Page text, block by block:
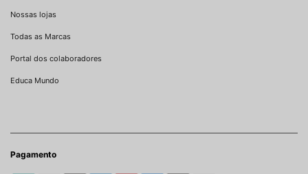
Nossas lojas
Todas as Marcas
Portal dos colaboradores
Educa Mundo
Pagamento